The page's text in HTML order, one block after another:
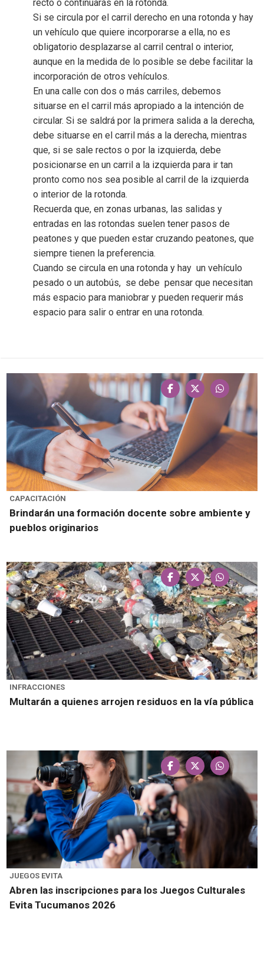
recto o continuarás en la rotonda.
Si se circula por el carril derecho en una rotonda y hay
un vehículo que quiere incorporarse a ella, no es
obligatorio desplazarse al carril central o interior,
aunque en la medida de lo posible se debe facilitar la
incorporación de otros vehículos.
En una calle con dos o más carriles, debemos
situarse en el carril más apropiado a la intención de
circular. Si se saldrá por la primera salida a la derecha,
debe situarse en el carril más a la derecha, mientras
que, si se sale rectos o por la izquierda, debe
posicionarse en un carril a la izquierda para ir tan
pronto como nos sea posible al carril de la izquierda
o interior de la rotonda.
Recuerda que, en zonas urbanas, las salidas y
entradas en las rotondas suelen tener pasos de
peatones y que pueden estar cruzando peatones, que
siempre tienen la preferencia.
Cuando se circula en una rotonda y hay un vehículo
pesado o un autobús, se debe pensar que necesitan
más espacio para maniobrar y pueden requerir más
espacio para salir o entrar en una rotonda.
CAPACITACIÓN
Brindarán una formación docente sobre ambiente y
pueblos originarios
INFRACCIONES
Multarán a quienes arrojen residuos en la vía pública
JUEGOS EVITA
Abren las inscripciones para los Juegos Culturales
Evita Tucumanos 2026